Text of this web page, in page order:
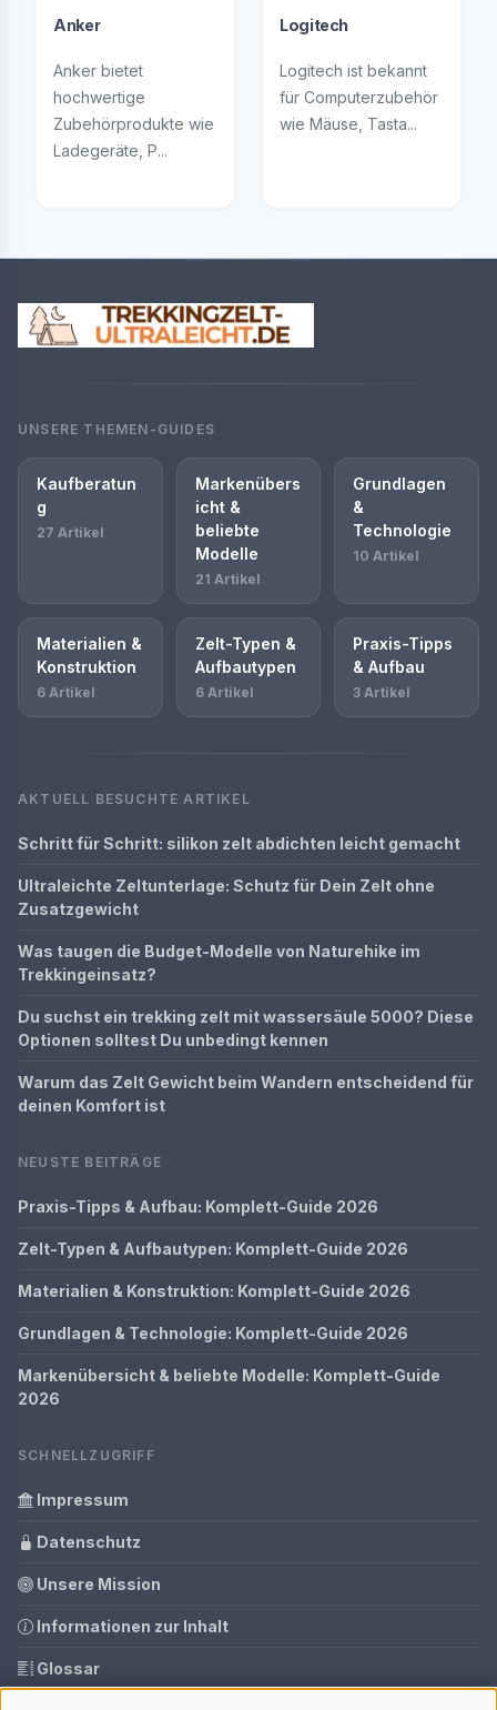
Anker
Anker bietet
hochwertige
Zubehörprodukte wie
Ladegeräte, P...
Logitech
Logitech ist bekannt
für Computerzubehör
wie Mäuse, Tasta...
UNSERE THEMEN-GUIDES
Kaufberatun
g
27 Artikel
Markenübers
icht &
beliebte
Modelle
21 Artikel
Grundlagen
&
Technologie
10 Artikel
Materialien &
Konstruktion
6 Artikel
Zelt-Typen &
Aufbautypen
6 Artikel
Praxis-Tipps
& Aufbau
3 Artikel
AKTUELL BESUCHTE ARTIKEL
Schritt für Schritt: silikon zelt abdichten leicht gemacht
Ultraleichte Zeltunterlage: Schutz für Dein Zelt ohne
Zusatzgewicht
Was taugen die Budget-Modelle von Naturehike im
Trekkingeinsatz?
Du suchst ein trekking zelt mit wassersäule 5000? Diese
Optionen solltest Du unbedingt kennen
Warum das Zelt Gewicht beim Wandern entscheidend für
deinen Komfort ist
NEUSTE BEITRÄGE
Praxis-Tipps & Aufbau: Komplett-Guide 2026
Zelt-Typen & Aufbautypen: Komplett-Guide 2026
Materialien & Konstruktion: Komplett-Guide 2026
Grundlagen & Technologie: Komplett-Guide 2026
Markenübersicht & beliebte Modelle: Komplett-Guide
2026
SCHNELLZUGRIFF
Impressum
Datenschutz
Unsere Mission
Informationen zur Inhalt
Glossar